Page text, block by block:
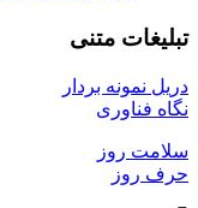
تبلیغات متنی
دریل نمونه بردار
نگاه فناوری
سلامت روز
حرف روز